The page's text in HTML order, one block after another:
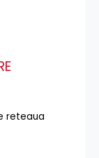
reteaua